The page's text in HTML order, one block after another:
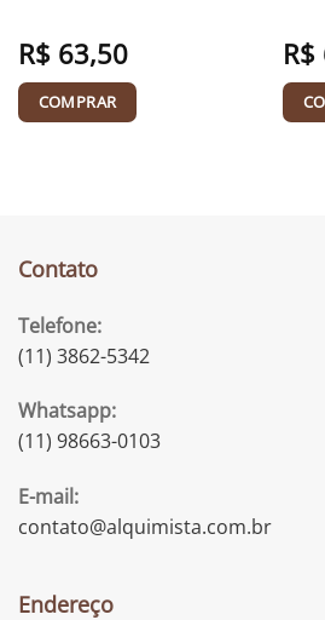
R$63,50
COMPRAR
R$
Contato
Telefone:
(11) 3862-5342
Whatsapp:
(11) 98663-0103
E-mail:
contato@alquimista.com.br
Endereço